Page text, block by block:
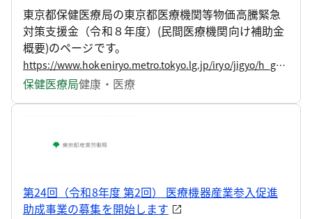
東京都保健医療局の東京都医療機関等物価高騰緊急
対策支援金（令和８年度）(民間医療機関向け補助金
概要)のページです。
https://www.hokeniryo.metro.tokyo.lg.jp/iryo/jigyo/h_gaiyou/iryo-bukka4
保健医療局健康・医療
第24回（令和8年度 第2回） 医療機器産業参入促進
助成事業の募集を開始します